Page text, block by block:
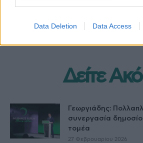
Data Deletion Data Access
(συχνά) μένουν στο
Δείτε
Γεωργιάδης:
συνεργασία
τομέα
27 Φεβρουαρίου 2026